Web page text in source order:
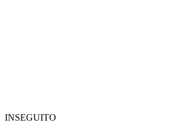
INSEGUITO